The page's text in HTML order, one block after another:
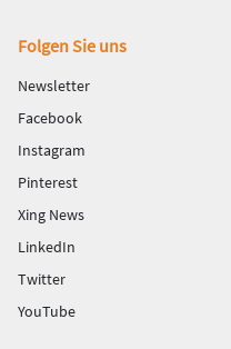
Fußbereich
Folgen Sie uns
Newsletter
Facebook
Instagram
Pinterest
Xing News
LinkedIn
Twitter
YouTube